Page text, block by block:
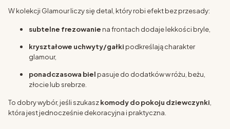
W kolekcji Glamour liczy się detal, który robi efekt bez przesady:
subtelne frezowanie na frontach dodaje lekkości bryle,
kryształowe uchwyty/gałki podkreślają charakter
glamour,
ponadczasowa biel pasuje do dodatków w różu, beżu,
złocie lub srebrze.
To dobry wybór, jeśli szukaszkomody do pokoju dziewczynki,
która jest jednocześnie dekoracyjna i praktyczna.